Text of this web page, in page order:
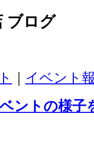
ブログ
イベント
ントの様子